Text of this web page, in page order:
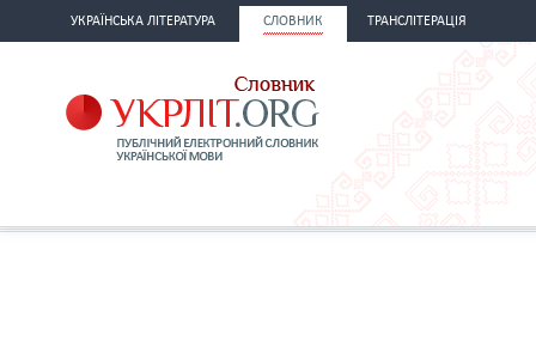
УКРАЇНСЬКА ЛІТЕРАТУРА СЛОВНИК ТРАНСЛІТЕРАЦІЯ